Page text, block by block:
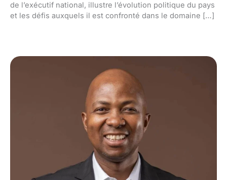
de l’exécutif national, illustre l’évolution politique du pays
et les défis auxquels il est confronté dans le domaine […]